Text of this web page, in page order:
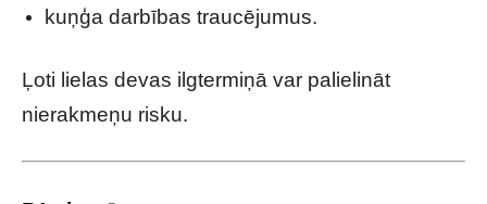
kuņģa darbības traucējumus.
Ļoti lielas devas ilgtermiņā var palielināt
nierakmeņu risku.